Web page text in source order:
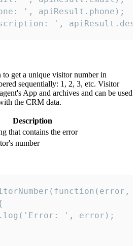
', apiResult.phone);
',
get a unique visitor number in
sequentially: 1, 2, 3, etc. Visitor
App and archives and can be used
the CRM data.
Description
that contains the error
number
', error);